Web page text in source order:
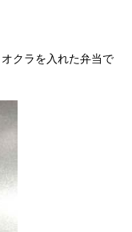
クラを入れた弁当で